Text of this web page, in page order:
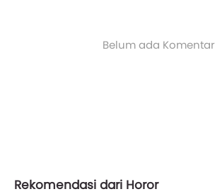
Belum ada Komentar
Rekomendasi dari Horor